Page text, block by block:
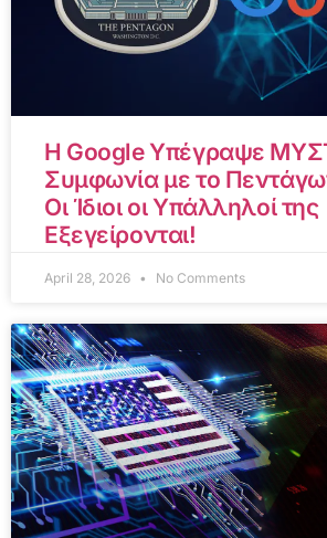
Η Google Υπέγραψε
Συμφωνία με το
Οι Ίδιοι οι Υπάλληλοί της
Εξεγείρονται!
April 28, 2026 No Comments